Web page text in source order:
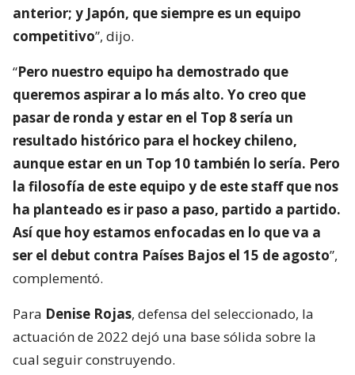
anterior; y Japón, que siempre es un equipo
competitivo”, dijo.
“Pero nuestro equipo ha demostrado que
queremos aspirar a lo más alto. Yo creo que
pasar de ronda y estar en el Top 8 sería un
resultado histórico para el hockey chileno,
aunque estar en un Top 10 también lo sería. Pero
la filosofía de este equipo y de este staff que nos
ha planteado es ir paso a paso, partido a partido.
Así que hoy estamos enfocadas en lo que va a
ser el debut contra Países Bajos el 15 de agosto”,
complementó.
Para Denise Rojas, defensa del seleccionado, la
actuación de 2022 dejó una base sólida sobre la
cual seguir construyendo.